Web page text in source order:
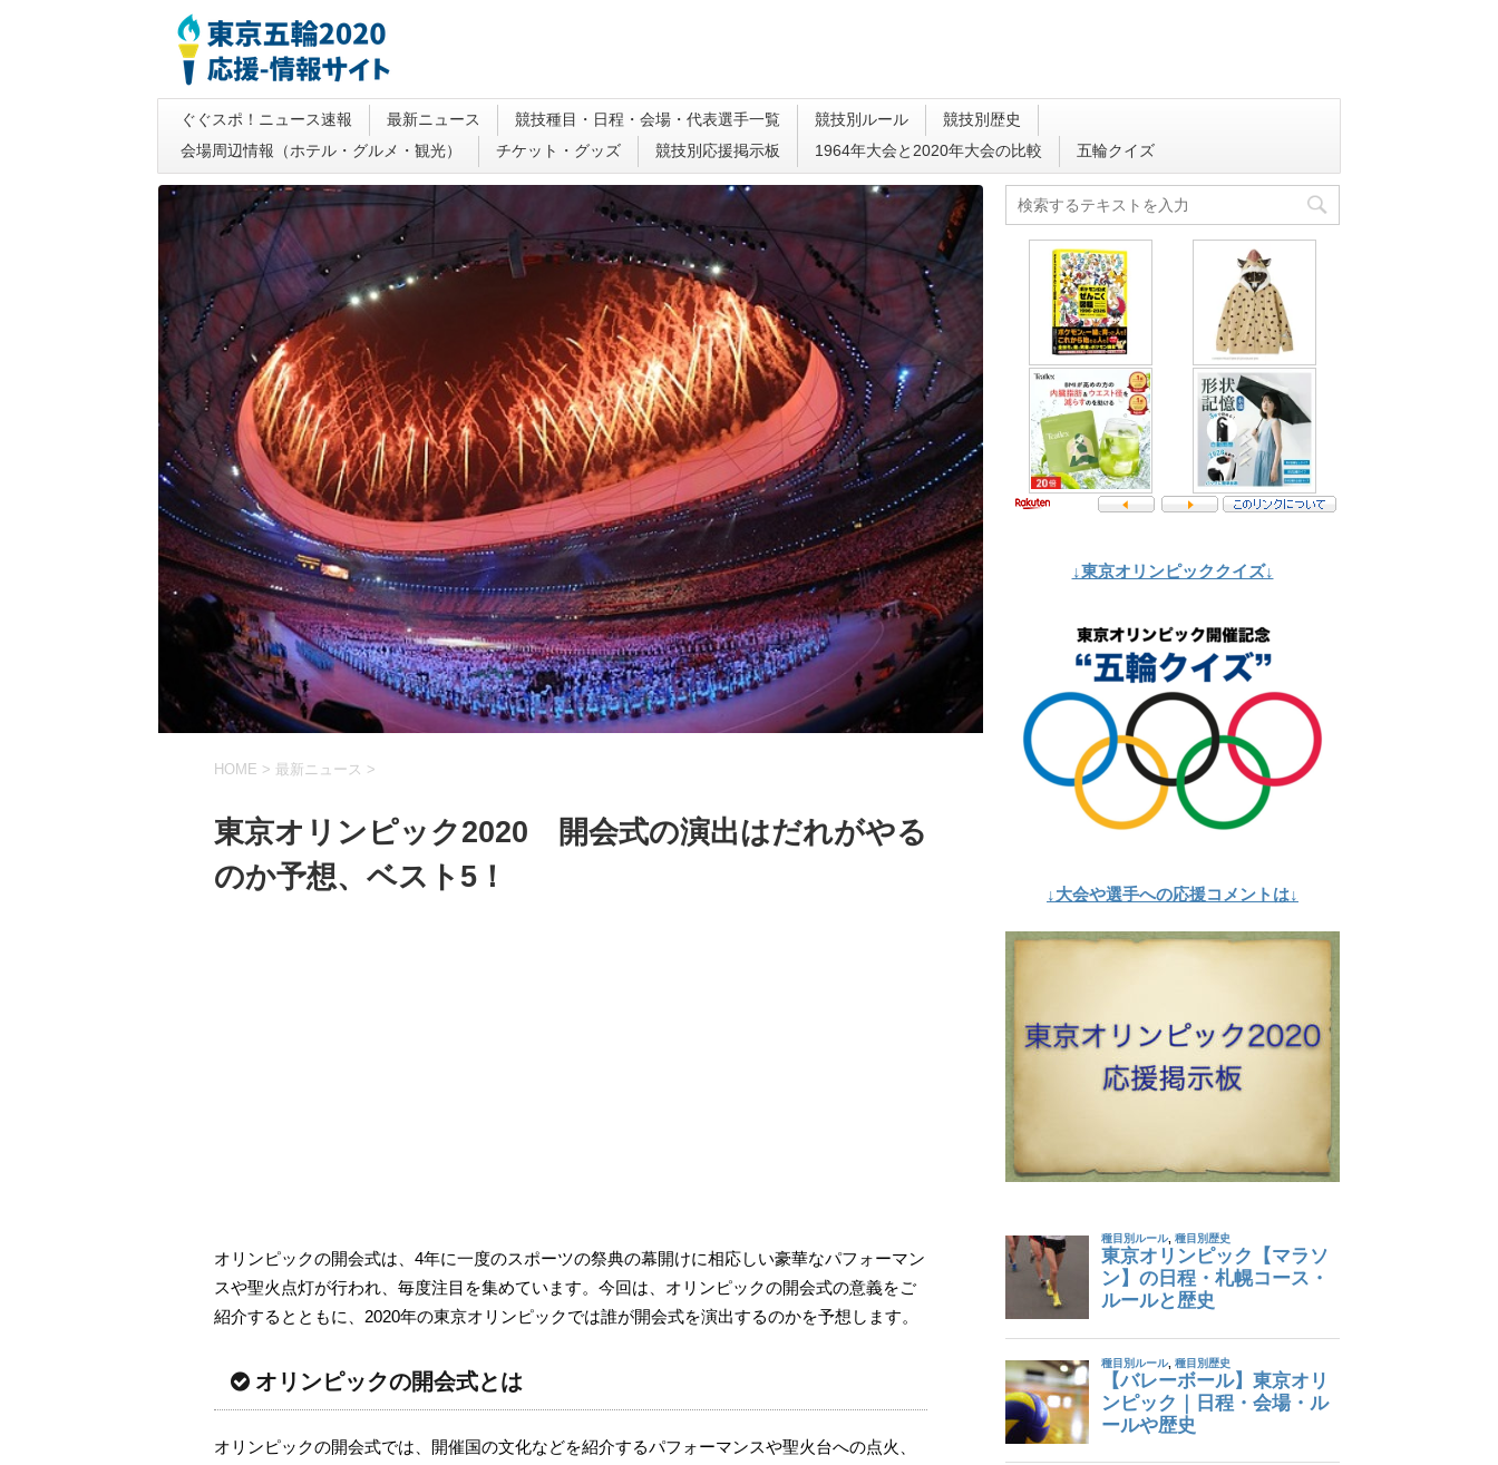
ぐぐスポ！ニュース速報 最新ニュース 競技種目・日程・会場・代表選手一覧 競技別ルール
競技別歴史
会場周辺情報（ホテル・グルメ・観光）
チケット・グッズ 競技別応援掲示板 1964年大会と2020年大会の比較 五輪クイズ
HOME > 最新ニュース >
東京オリンピック2020 開会式の演出はだれがやる
のか予想、ベスト5！
オリンピックの開会式は、4年に一度のスポーツの祭典の幕開けに相応しい豪華なパフォーマン
スや聖火点灯が行われ、毎度注目を集めています。今回は、オリンピックの開会式の意義をご
紹介するとともに、2020年の東京オリンピックでは誰が開会式を演出するのかを予想します。
オリンピックの開会式とは
オリンピックの開会式では、開催国の文化などを紹介するパフォーマンスや聖火台への点火、
↓東京オリンピッククイズ↓
↓大会や選手への応援コメントは↓